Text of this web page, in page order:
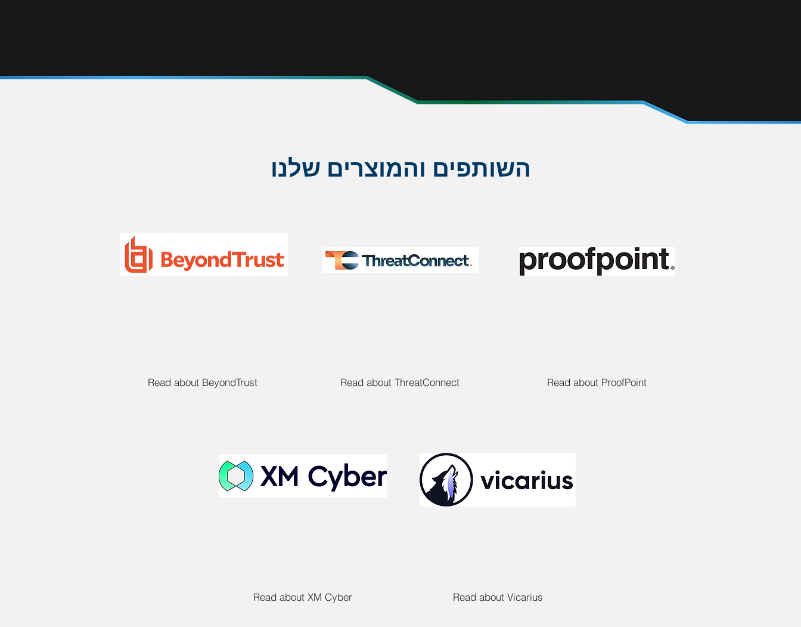
השותפים והמוצרים שלנו
Read about BeyondTrust Read about ThreatConnect Read about ProofPoint
Read about XM Cyber Read about Vicarius